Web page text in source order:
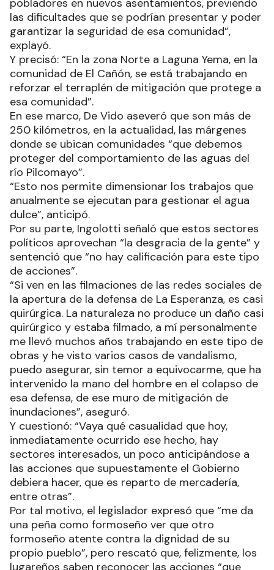
pobladores en nuevos asentamientos, previendo
las dificultades que se podrían presentar y poder
garantizar la seguridad de esa comunidad”,
explayó.
Y precisó: “En la zona Norte a Laguna Yema, en la
comunidad de El Cañón, se está trabajando en
reforzar el terraplén de mitigación que protege a
esa comunidad”.
En ese marco, De Vido aseveró que son más de
250 kilómetros, en la actualidad, las márgenes
donde se ubican comunidades “que debemos
proteger del comportamiento de las aguas del
río Pilcomayo”.
“Esto nos permite dimensionar los trabajos que
anualmente se ejecutan para gestionar el agua
dulce”, anticipó.
Por su parte, Ingolotti señaló que estos sectores
políticos aprovechan “la desgracia de la gente” y
sentenció que “no hay calificación para este tipo
de acciones”.
“Si ven en las filmaciones de las redes sociales de
la apertura de la defensa de La Esperanza, es casi
quirúrgica. La naturaleza no produce un daño casi
quirúrgico y estaba filmado, a mí personalmente
me llevó muchos años trabajando en este tipo de
obras y he visto varios casos de vandalismo,
puedo asegurar, sin temor a equivocarme, que ha
intervenido la mano del hombre en el colapso de
esa defensa, de ese muro de mitigación de
inundaciones”, aseguró.
Y cuestionó: “Vaya qué casualidad que hoy,
inmediatamente ocurrido ese hecho, hay
sectores interesados, un poco anticipándose a
las acciones que supuestamente el Gobierno
debiera hacer, que es reparto de mercadería,
entre otras”.
Por tal motivo, el legislador expresó que “me da
una peña como formoseño ver que otro
formoseño atente contra la dignidad de su
propio pueblo”, pero rescató que, felizmente, los
lugareños saben reconocer las acciones “que